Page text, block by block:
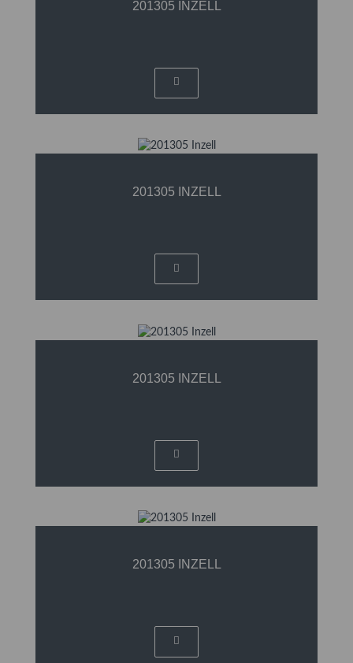
201305 INZELL
201305 INZELL
201305 INZELL
201305 INZELL